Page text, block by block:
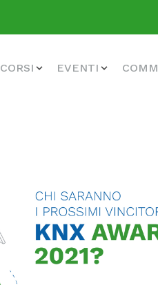
CORSI EVENTI